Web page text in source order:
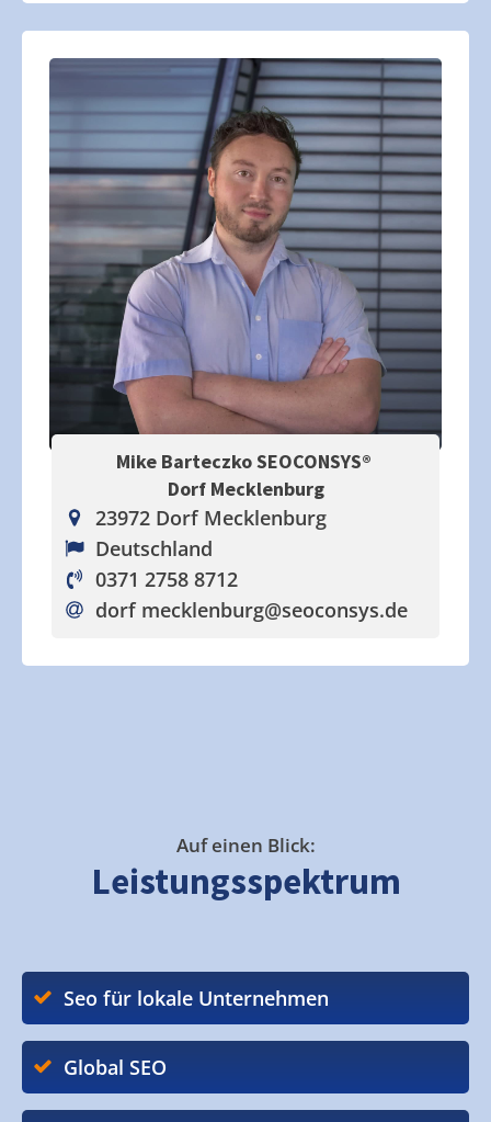
Mike Barteczko SEOCONSYS®
Dorf Mecklenburg
23972 Dorf Mecklenburg
Deutschland
0371 2758 8712
dorf mecklenburg@seoconsys.de
Auf einen Blick:
Leistungsspektrum
Seo für lokale Unternehmen
Global SEO